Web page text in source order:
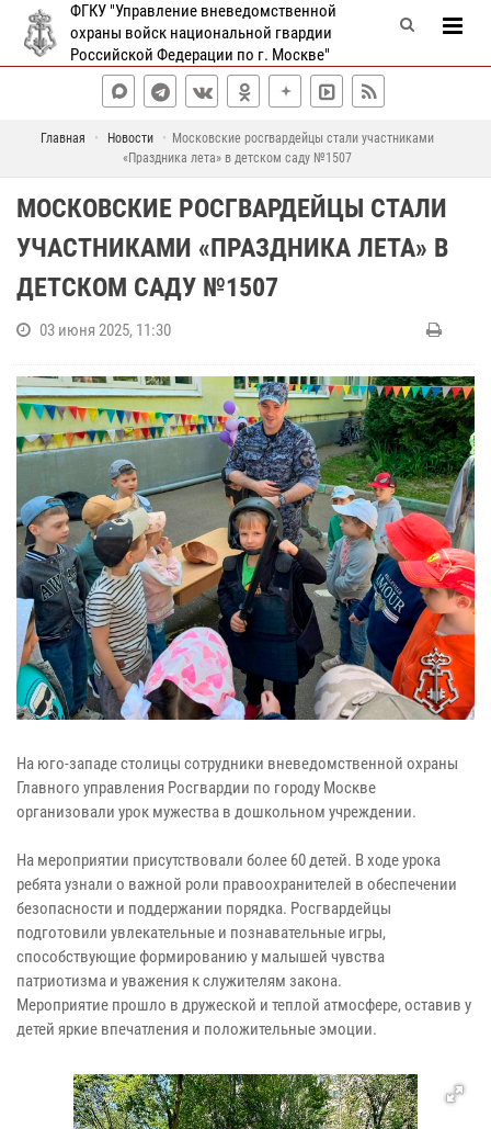
ФГКУ "Управление вневедомственной
охраны войск национальной гвардии
Российской Федерации по г. Москве"
Главная Новости
Московские росгвардейцы стали участниками
«Праздника лета» в детском саду №1507
МОСКОВСКИЕ РОСГВАРДЕЙЦЫ СТАЛИ
УЧАСТНИКАМИ «ПРАЗДНИКА ЛЕТА» В
ДЕТСКОМ САДУ №1507
03 июня 2025, 11:30
На юго-западе столицы сотрудники вневедомственной охраны
Главного управления Росгвардии по городу Москве
организовали урок мужества в дошкольном учреждении.
На мероприятии присутствовали более 60 детей. В ходе урока
ребята узнали о важной роли правоохранителей в обеспечении
безопасности и поддержании порядка. Росгвардейцы
подготовили увлекательные и познавательные игры,
способствующие формированию у малышей чувства
патриотизма и уважения к служителям закона.
Мероприятие прошло в дружеской и теплой атмосфере, оставив у
детей яркие впечатления и положительные эмоции.